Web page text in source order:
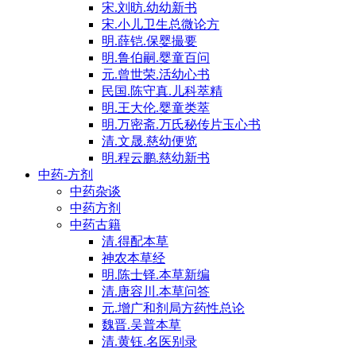
宋.刘昉.幼幼新书
宋.小儿卫生总微论方
明.薛铠.保婴撮要
明.鲁伯嗣.婴童百问
元.曾世荣.活幼心书
民国.陈守真.儿科萃精
明.王大伦.婴童类萃
明.万密斋.万氏秘传片玉心书
清.文晟.慈幼便览
明.程云鹏.慈幼新书
中药-方剂
中药杂谈
中药方剂
中药古籍
清.得配本草
神农本草经
明.陈士铎.本草新编
清.唐容川.本草问答
元.增广和剂局方药性总论
魏晋.吴普本草
清.黄钰.名医别录